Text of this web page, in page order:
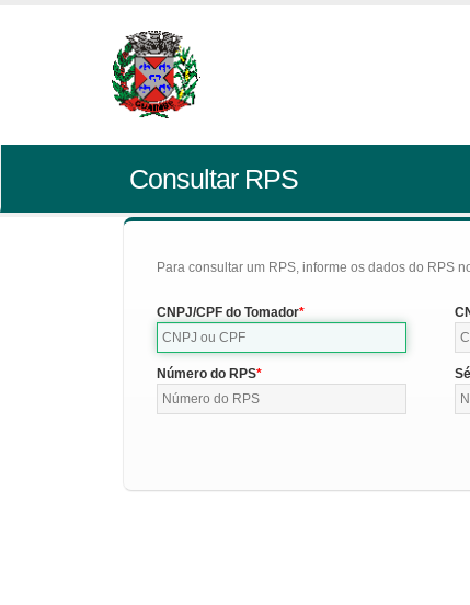
Consultar RPS
Para consultar um RPS, informe os dados do RPS
CNPJ/CPF do Tomador
Número do RPS